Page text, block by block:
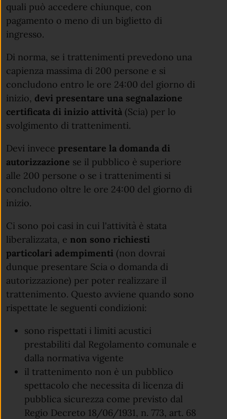
quali può accedere chiunque, con
pagamento o meno di un biglietto di
ingresso.
Di norma, se i trattenimenti prevedono una
capienza massima di 200 persone e si
concludono entro le ore 24:00 del giorno di
inizio, devi presentare una segnalazione
certificata di inizio attività (Scia) per lo
svolgimento di trattenimenti.
Devi invece presentare la domanda di
autorizzazione se il pubblico è superiore
alle 200 persone o se i trattenimenti si
concludono oltre le ore 24:00 del giorno di
inizio.
Ci sono poi casi in cui l'attività è stata
liberalizzata, e non sono richiesti
particolari adempimenti (non dovrai
dunque presentare Scia o domanda di
autorizzazione) per poter realizzare il
trattenimento. Questo avviene quando sono
rispettate le seguenti condizioni:
sono rispettati i limiti acustici
prestabiliti dal Regolamento comunale e
dalla normativa vigente
il trattenimento non è un pubblico
spettacolo che necessita di licenza di
pubblica sicurezza come previsto dal
Regio Decreto 18/06/1931, n. 773, art. 68